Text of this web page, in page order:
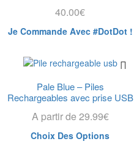
40.00€
Je Commande Avec #DotDot !
Pale Blue – Piles
Rechargeables avec prise USB
A partir de 29.99€
Choix Des Options